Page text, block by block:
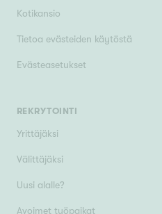
Kotikansio
Tietoa evästeiden käytöstä
Evästeasetukset
REKRYTOINTI
Yrittäjäksi
Välittäjäksi
Uusi alalle?
Avoimet työpaikat